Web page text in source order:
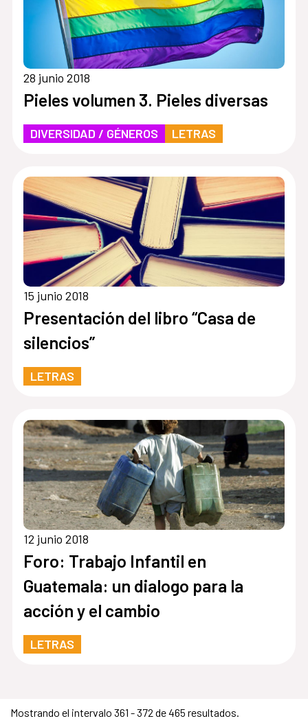
28 junio 2018
Pieles volumen 3. Pieles diversas
DIVERSIDAD / GÉNEROS LETRAS
15 junio 2018
Presentación del libro “Casa de
silencios”
LETRAS
12 junio 2018
Foro: Trabajo Infantil en
Guatemala: un dialogo para la
acción y el cambio
LETRAS
Mostrando el intervalo 361 - 372 de 465 resultados.